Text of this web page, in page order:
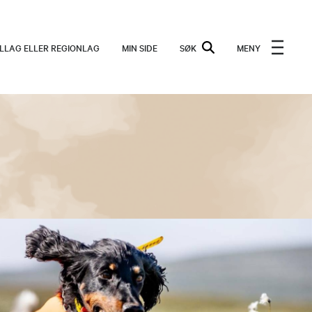
ELLER REGIONLAG MIN SIDE SØK MENY